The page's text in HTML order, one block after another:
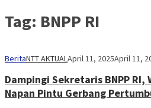
Tag: BNPP RI
BeritaNTT AKTUALApril 11, 2025April 11,
Dampingi Sekretaris BNPP RI,
Napan Pintu Gerbang